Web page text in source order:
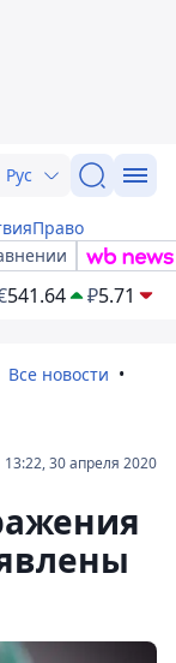
Рус
Право
541.64 ₽5.71
Все новости
13:22, 30 апреля 2020